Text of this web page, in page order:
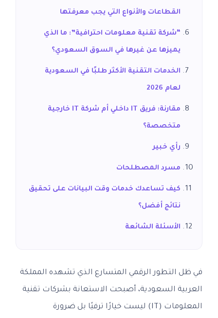
القطاعات والأنواع التي يجب معرفتها
“شركة تقنية معلومات احترافية”: ما الذي
يميزها عن غيرها في السوق السعودي؟
الخدمات التقنية الأكثر طلبًا في السعودية
لعام 2026
مقارنة: فريق IT داخلي أم شركة IT خارجية
متخصصة؟
رأي خبير
مسرد المصطلحات
كيف تساعدك خدمات وقت البيانات على تحقيق
نتائج أفضل؟
الأسئلة الشائعة
في ظل التطور الرقمي المتسارع الذي تشهده المملكة
العربية السعودية، أصبحت الاستعانة بشركات تقنية
المعلومات (IT) ليست خيارًا ترفيًا بل ضرورة